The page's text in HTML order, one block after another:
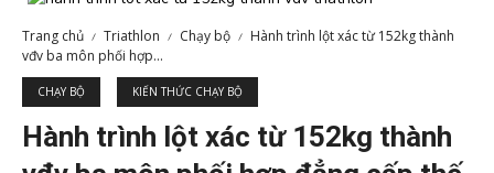
Trang chủ Triathlon Chạy bộ
Hành trình lột xác từ 152kg thành
vđv ba môn phối hợp...
CHẠY BỘ KIẾN THỨC CHẠY BỘ
Hành trình lột xác từ 152kg thành